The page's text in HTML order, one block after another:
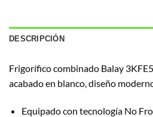
DESCRIPCIÓN
Frigorífico combinado Balay
acabado en blanco, diseño
Equipado con tecnología No